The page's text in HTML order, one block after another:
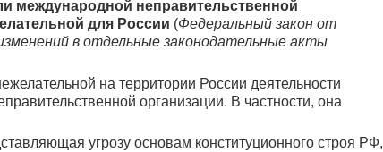
международной неправительственной
для России (Федеральный закон от
в отдельные законодательные акты
на территории России деятельности
организации. В частности, она
угрозу основам конституционного строя РФ,